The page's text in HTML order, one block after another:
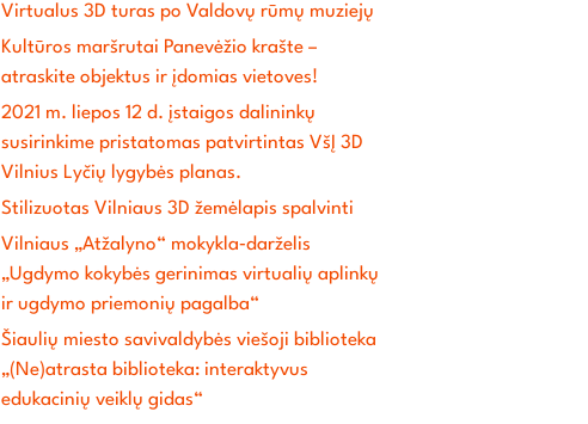
Virtualus 3D turas po Valdovų rūmų muziejų
Kultūros maršrutai Panevėžio krašte –
atraskite objektus ir įdomias vietoves!
2021 m. liepos 12 d. įstaigos dalininkų
susirinkime pristatomas patvirtintas VšĮ 3D
Vilnius Lyčių lygybės planas.
Stilizuotas Vilniaus 3D žemėlapis spalvinti
Vilniaus „Atžalyno“ mokykla‐darželis
„Ugdymo kokybės gerinimas virtualių aplinkų
ir ugdymo priemonių pagalba“
Šiaulių miesto savivaldybės viešoji biblioteka
„(Ne)atrasta biblioteka: interaktyvus
edukacinių veiklų gidas“